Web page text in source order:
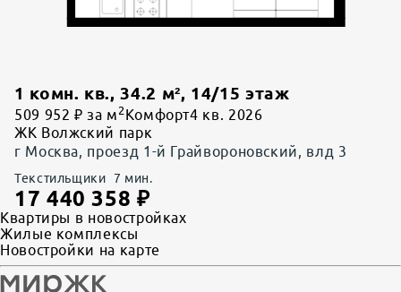
1 комн. кв., 34.2 м², 14/15 этаж
509 952 ₽ за м 2 Комфорт4 кв. 2026
ЖК Волжский парк
г Москва, проезд 1-й Грайвороновский, влд 3
Текстильщики 7 мин.
17 440 358 ₽
Квартиры в новостройках
Жилые комплексы
Новостройки на карте